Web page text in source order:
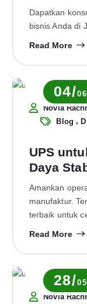
Dapatkan
bisnis Anda di
Read More
04/
Novia
Blog ,
UPS
Daya
Amankan
manufaktur.
terbaik untuk
Read More
28/
Novia